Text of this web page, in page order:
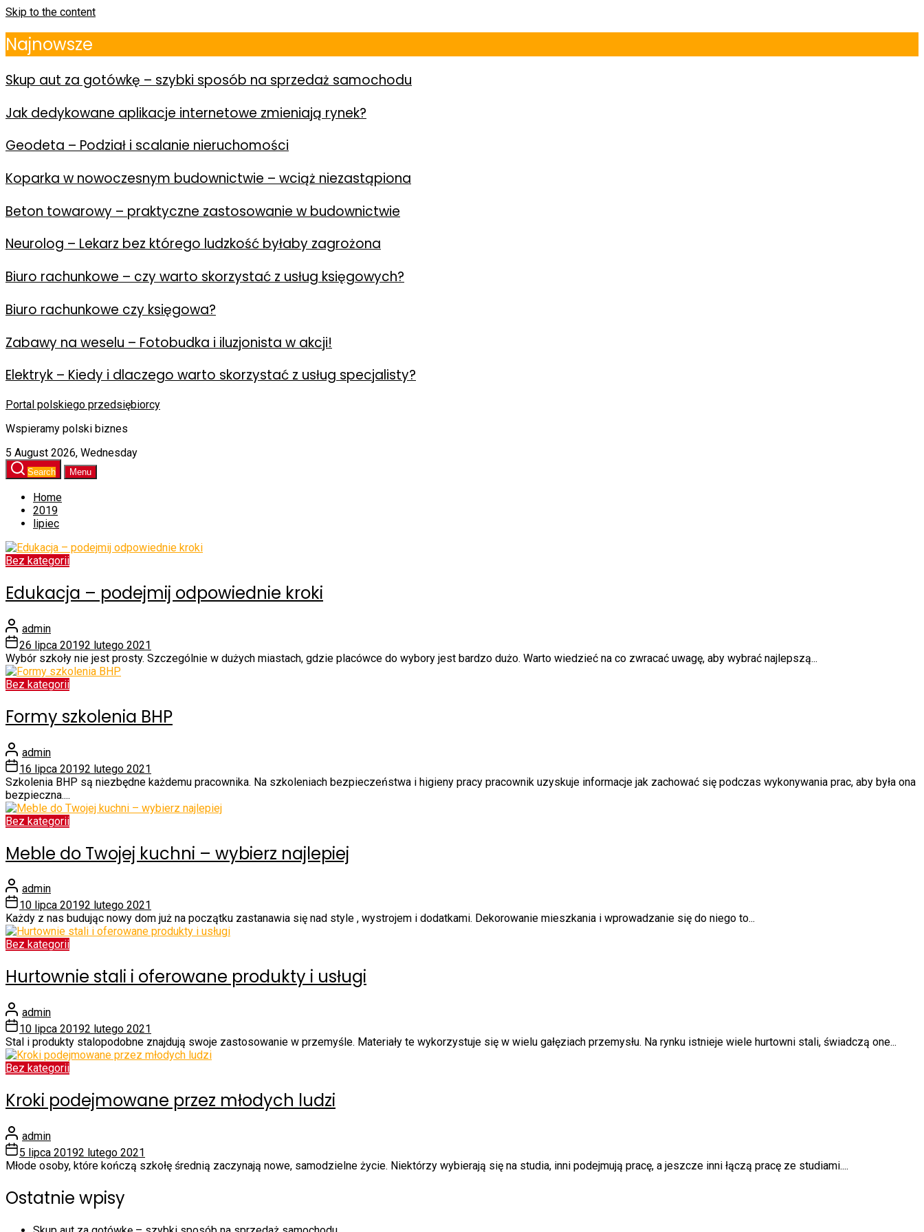
Skip to the content
Najnowsze
Skup aut za gotówkę – szybki sposób na sprzedaż samochodu
Jak dedykowane aplikacje internetowe zmieniają rynek?
Geodeta – Podział i scalanie nieruchomości
Koparka w nowoczesnym budownictwie – wciąż niezastąpiona
Beton towarowy – praktyczne zastosowanie w budownictwie
Neurolog – Lekarz bez którego ludzkość byłaby zagrożona
Biuro rachunkowe – czy warto skorzystać z usług księgowych?
Biuro rachunkowe czy księgowa?
Zabawy na weselu – Fotobudka i iluzjonista w akcji!
Elektryk – Kiedy i dlaczego warto skorzystać z usług specjalisty?
Portal polskiego przedsiębiorcy
Wspieramy polski biznes
5 August 2026, Wednesday
Search Menu
Home
2019
lipiec
Bez kategorii
Edukacja – podejmij odpowiednie kroki
admin
26 lipca 20192 lutego 2021
Wybór szkoły nie jest prosty. Szczególnie w dużych miastach, gdzie placówce do wybory jest bardzo dużo. Warto wiedzieć na co zwracać uwagę, aby wybrać najlepszą...
Bez kategorii
Formy szkolenia BHP
admin
16 lipca 20192 lutego 2021
Szkolenia BHP są niezbędne każdemu pracownika. Na szkoleniach bezpieczeństwa i higieny pracy pracownik uzyskuje informacje jak zachować się podczas wykonywania prac, aby była ona
bezpieczna....
Bez kategorii
Meble do Twojej kuchni – wybierz najlepiej
admin
10 lipca 20192 lutego 2021
Każdy z nas budując nowy dom już na początku zastanawia się nad style , wystrojem i dodatkami. Dekorowanie mieszkania i wprowadzanie się do niego to...
Bez kategorii
Hurtownie stali i oferowane produkty i usługi
admin
10 lipca 20192 lutego 2021
Stal i produkty stalopodobne znajdują swoje zastosowanie w przemyśle. Materiały te wykorzystuje się w wielu gałęziach przemysłu. Na rynku istnieje wiele hurtowni stali, świadczą one...
Bez kategorii
Kroki podejmowane przez młodych ludzi
admin
5 lipca 20192 lutego 2021
Młode osoby, które kończą szkołę średnią zaczynają nowe, samodzielne życie. Niektórzy wybierają się na studia, inni podejmują pracę, a jeszcze inni łączą pracę ze studiami....
Ostatnie wpisy